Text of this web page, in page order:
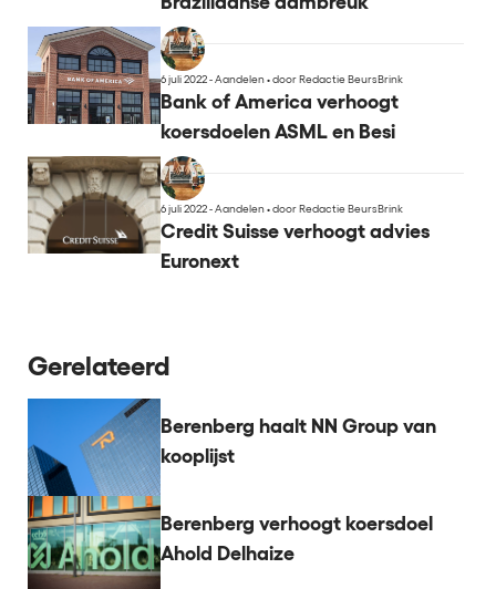
6 juli 2022 - Aandelen•door Redactie BeursBrink
Bank of America verhoogt
koersdoelen ASML en Besi
6 juli 2022 - Aandelen•door Redactie BeursBrink
Credit Suisse verhoogt advies
Euronext
Gerelateerd
Berenberg haalt NN Group van
kooplijst
Berenberg verhoogt koersdoel
Ahold Delhaize